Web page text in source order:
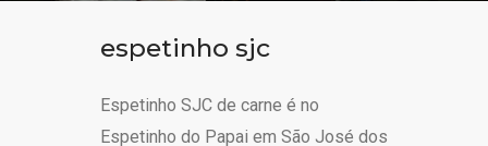
espetinho sjc
Espetinho SJC de carne é no
Espetinho do Papai em São José dos